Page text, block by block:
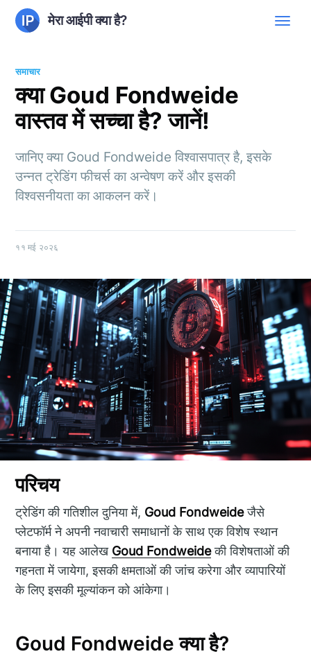
मेरा आईपी क्या है?
समाचार
क्या Goud Fondweide
वास्तव में सच्चा है? जानें!
जानिए क्या Goud Fondweide विश्वासपात्र है, इसके
उन्नत ट्रेडिंग फीचर्स का अन्वेषण करें और इसकी
विश्वसनीयता का आकलन करें।
११ मई २०२६
परिचय
ट्रेडिंग की गतिशील दुनिया में, Goud Fondweideजैसे
प्लेटफॉर्म ने अपनी नवाचारी समाधानों के साथ एक विशेष स्थान
बनाया है। यह आलेख Goud Fondweideकी विशेषताओं की
गहनता में जायेगा, इसकी क्षमताओं की जांच करेगा और व्यापारियों
के लिए इसकी मूल्यांकन को आंकेगा।
Goud Fondweide क्या है?